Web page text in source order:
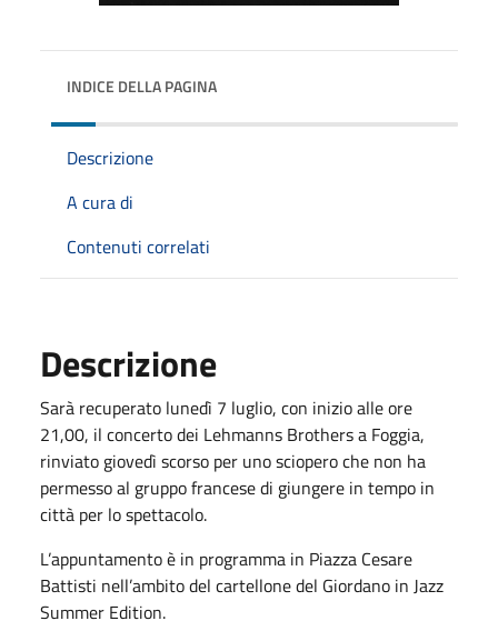
INDICE DELLA PAGINA
Descrizione
A cura di
Contenuti correlati
Descrizione
Sarà recuperato lunedì 7 luglio, con inizio alle ore
21,00, il concerto dei Lehmanns Brothers a Foggia,
rinviato giovedì scorso per uno sciopero che non ha
permesso al gruppo francese di giungere in tempo in
città per lo spettacolo.
L’appuntamento è in programma in Piazza Cesare
Battisti nell’ambito del cartellone del Giordano in Jazz
Summer Edition.